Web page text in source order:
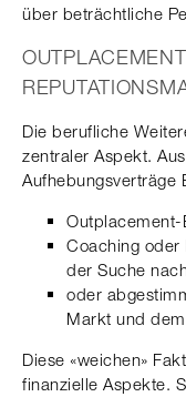
über beträchtliche
Die berufliche
zentraler Aspekt.
Aufhebungsverträge
Outplacement-
Coaching oder
der Suche
oder
Markt und
Diese «weichen»
finanzielle Aspekte.